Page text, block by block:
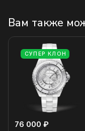
Вам также
СУПЕР КЛОН
76 000 ₽